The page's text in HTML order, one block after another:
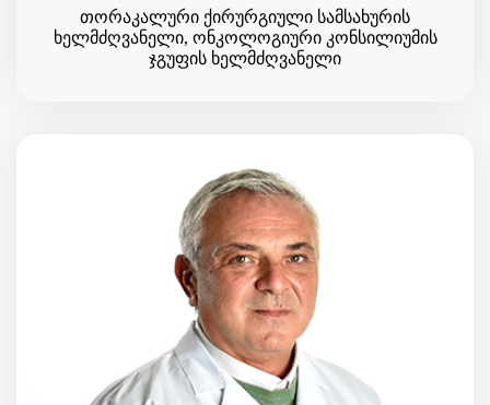
თორაკალური ქირურგიული სამსახურის
ხელმძღვანელი, ონკოლოგიური კონსილიუმის
ჯგუფის ხელმძღვანელი